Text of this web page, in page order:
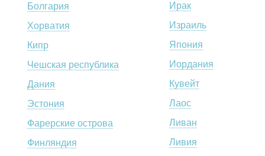
Болгария
Хорватия
Кипр
Чешская республика
Дания
Эстония
Фарерские острова
Финляндия
Ирак
Израиль
Япония
Иордания
Кувейт
Лаос
Ливан
Ливия